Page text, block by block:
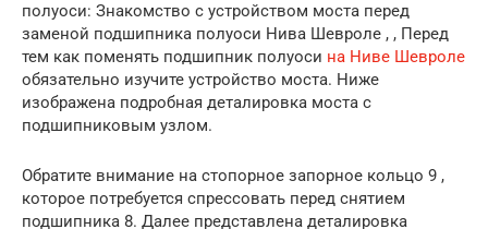
полуоси: Знакомство с устройством моста перед
заменой подшипника полуоси Нива Шевроле , , Перед
тем как поменять подшипник полуоси на Ниве Шевроле
обязательно изучите устройство моста. Ниже
изображена подробная деталировка моста с
подшипниковым узлом.
Обратите внимание на стопорное запорное кольцо 9 ,
которое потребуется спрессовать перед снятием
подшипника 8. Далее представлена деталировка